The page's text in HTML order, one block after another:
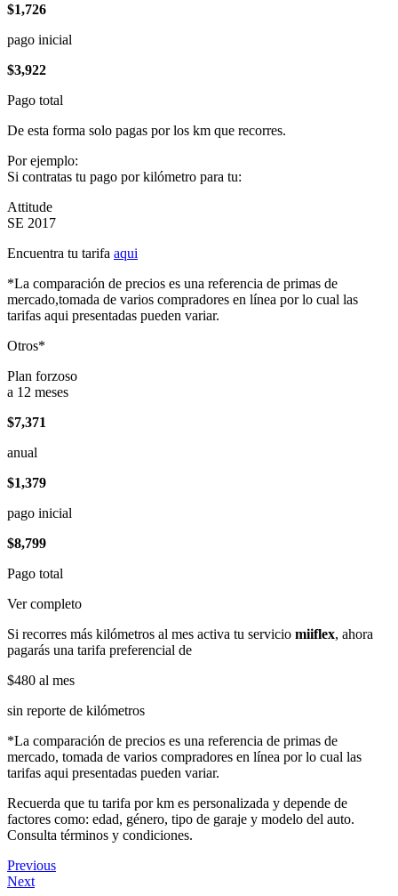
$1,726
pago inicial
$3,922
Pago total
De esta forma solo pagas por los km que recorres.
Por ejemplo:
Si contratas tu pago por kilómetro para tu:
Attitude
SE 2017
Encuentra tu tarifa aqui
*La comparación de precios es una referencia de primas de
mercado,tomada de varios compradores en línea por lo cual las
tarifas aqui presentadas pueden variar.
Otros*
Plan forzoso
a 12 meses
$7,371
anual
$1,379
pago inicial
$8,799
Pago total
Ver completo
Si recorres más kilómetros al mes activa tu servicio miiflex, ahora
pagarás una tarifa preferencial de
$480 al mes
sin reporte de kilómetros
*La comparación de precios es una referencia de primas de
mercado, tomada de varios compradores en línea por lo cual las
tarifas aqui presentadas pueden variar.
Recuerda que tu tarifa por km es personalizada y depende de
factores como: edad, género, tipo de garaje y modelo del auto.
Consulta términos y condiciones.
Previous
Next